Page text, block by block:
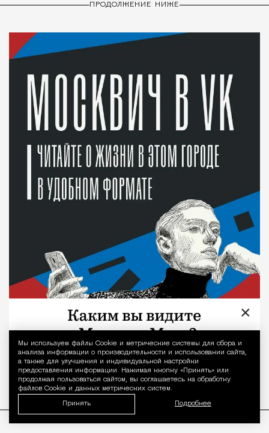
Уведомление
Мы используем файлы Сookie и метрические системы для сбора и
анализа информации о производительности и использовании сайта,
а также для улучшения и индивидуальной настройки
предоставления информации. Нажимая кнопку «Принять» или
продолжая пользоваться сайтом, вы соглашаетесь на обработку
файлов Cookie и данных метрических систем.
Принять Подробнее
ПРОДОЛЖЕНИЕ НИЖЕ
×